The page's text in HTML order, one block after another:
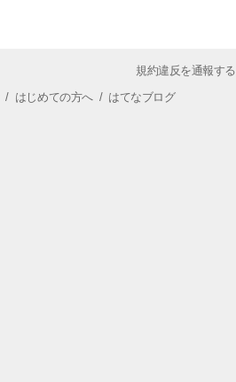
規約違反を通報する
/ はじめての方へ/ はてなブログ